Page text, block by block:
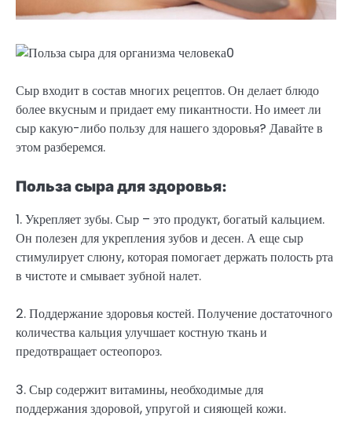
Сыр входит в состав многих рецептов. Он делает блюдо
более вкусным и придает ему пикантности. Но имеет ли
сыр какую-либо пользу для нашего здоровья? Давайте в
этом разберемся.
Польза сыра для здоровья:
1. Укрепляет зубы. Сыр – это продукт, богатый кальцием.
Он полезен для укрепления зубов и десен. А еще сыр
стимулирует слюну, которая помогает держать полость рта
в чистоте и смывает зубной налет.
2. Поддержание здоровья костей. Получение достаточного
количества кальция улучшает костную ткань и
предотвращает остеопороз.
3. Сыр содержит витамины, необходимые для
поддержания здоровой, упругой и сияющей кожи.